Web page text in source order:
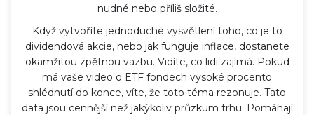
nudné nebo příliš složité.
Když vytvoříte jednoduché vysvětlení toho, co je to
dividendová akcie, nebo jak funguje inflace, dostanete
okamžitou zpětnou vazbu. Vidíte, co lidi zajímá. Pokud
má vaše video o ETF fondech vysoké procento
shlédnutí do konce, víte, že toto téma rezonuje. Tato
data jsou cennější než jakýkoliv průzkum trhu. Pomáhají